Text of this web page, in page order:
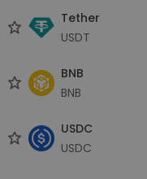
Tether
USDT
BNB
BNB
USDC
USDC